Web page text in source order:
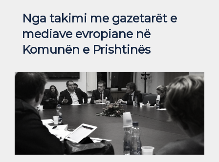
Nga takimi me gazetarët e
mediave evropiane në
Komunën e Prishtinës